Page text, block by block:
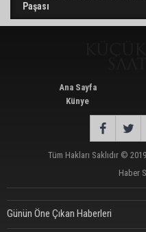
Paşası
Ana Sayfa
Künye
Tüm Hakları Saklıdır © 2019
Haber
Günün Öne Çıkan Haberleri